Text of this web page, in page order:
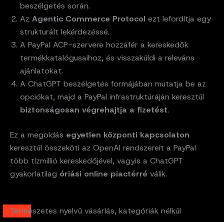
beszélgetés során.
Az Agentic Commerce Protocol ezt lefordítja egy
strukturált lekérdezéssé.
A PayPal ACP-szervere hozzáfér a kereskedők
termékkatalógusaihoz, és visszaküldi a releváns
ajánlatokat.
A ChatGPT beszélgetés formájában mutatja be az
opciókat, majd a PayPal infrastruktúráján keresztül
biztonságosan végrehajtja a fizetést.
Ez a megoldás egyetlen központi kapcsolaton
keresztül összeköti az OpenAI rendszereit a PayPal
több tízmillió kereskedőjével, vagyis a ChatGPT
gyakorlatilag óriási online piactérré válik.
Természetes nyelvű vásárlás, kategóriák nélkül